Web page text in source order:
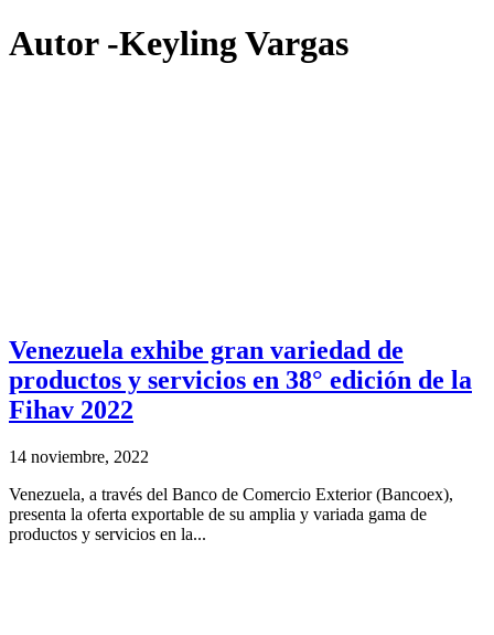
Autor -Keyling Vargas
Venezuela exhibe gran variedad de
productos y servicios en 38° edición de la
Fihav 2022
14 noviembre, 2022
Venezuela, a través del Banco de Comercio Exterior (Bancoex),
presenta la oferta exportable de su amplia y variada gama de
productos y servicios en la...